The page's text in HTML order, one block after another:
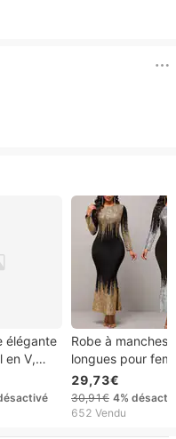
élégante
en V,
et
Robe à manches
longues pour
vêtement
chaud, robe de
slim, automne et
29,73€
30,91€ 4%
652 Vendu